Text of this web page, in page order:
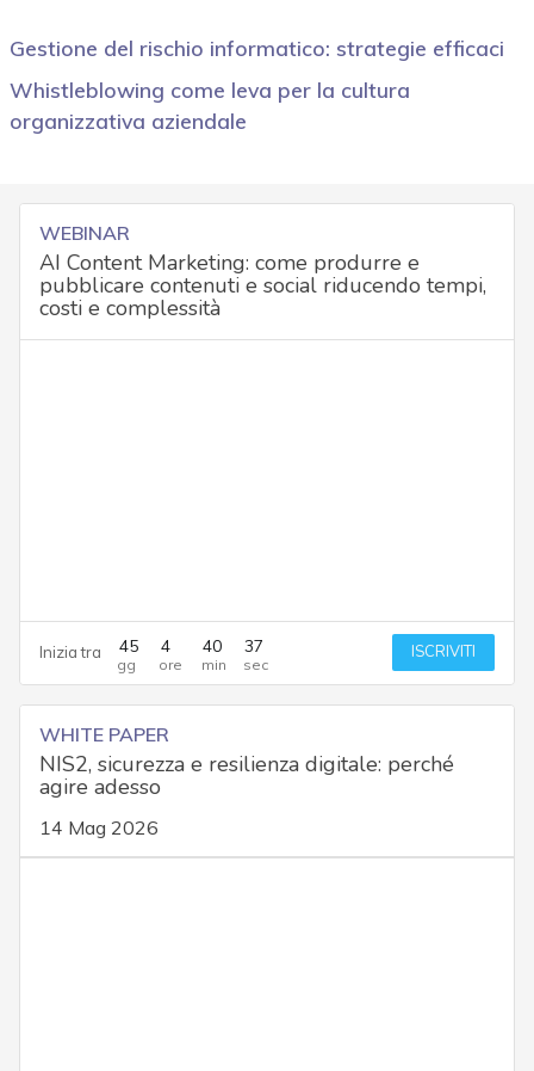
Gestione del rischio informatico: strategie efficaci
Whistleblowing come leva per la cultura
organizzativa aziendale
WEBINAR
AI Content Marketing: come produrre e
pubblicare contenuti e social riducendo tempi,
costi e complessità
Inizia tra 45 4 40 36 ISCRIVITI
WHITE PAPER
NIS2, sicurezza e resilienza digitale: perché
agire adesso
14 Mag 2026